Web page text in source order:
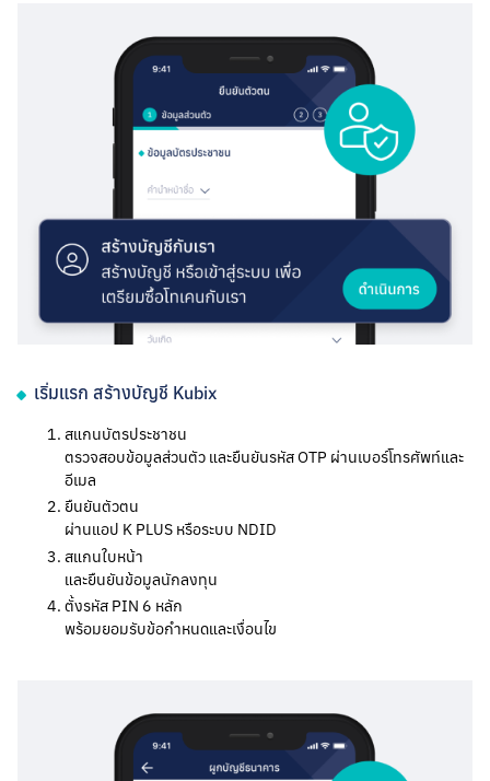
เริ่มแรก สร้างบัญชี Kubix
สแกนบัตรประชาชน
ตรวจสอบข้อมูลส่วนตัว และยืนยันรหัส OTP ผ่านเบอร์โทรศัพท์และ
อีเมล
ยืนยันตัวตน
ผ่านแอป K PLUS หรือระบบ NDID
สแกนใบหน้า
และยืนยันข้อมูลนักลงทุน
ตั้งรหัส PIN 6 หลัก
พร้อมยอมรับข้อกำหนดและเงื่อนไข